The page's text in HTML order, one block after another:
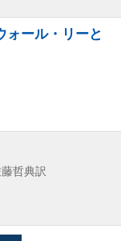
ォール・リーと
哲典訳